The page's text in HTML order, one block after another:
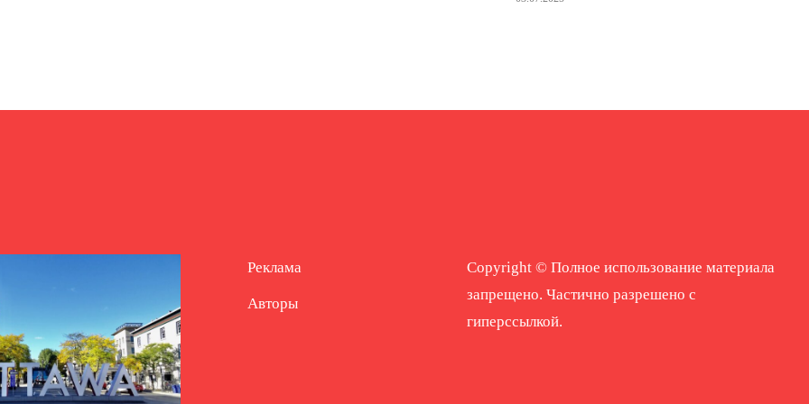
Реклама
Авторы
Copyright © Полное использование материала
запрещено. Частично разрешено с
гиперссылкой.